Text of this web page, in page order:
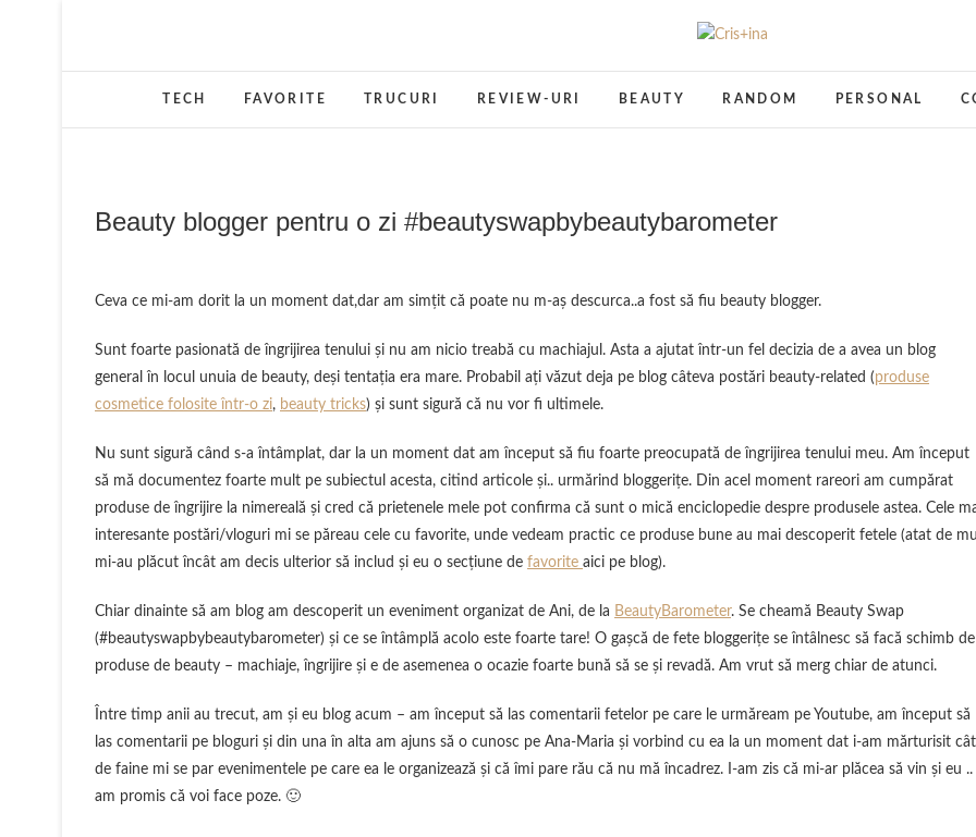
Cris+ina
TECH FAVORITE TRUCURI REVIEW-URI BEAUTY RANDOM PERSONAL
Beauty blogger pentru o zi #beautyswapbybeautybarometer
Ceva ce mi-am dorit la un moment dat,dar am simţit că poate nu m-aş descurca..a fost să fiu beauty blogger.
Sunt foarte pasionată de îngrijirea tenului şi nu am nicio treabă cu machiajul. Asta a ajutat într-un fel decizia de a avea un blog
general în locul unuia de beauty, deşi tentaţia era mare. Probabil aţi văzut deja pe blog câteva postări beauty-related (produse
cosmetice folosite într-o zi, beauty tricks) şi sunt sigură că nu vor fi ultimele.
Nu sunt sigură când s-a întâmplat, dar la un moment dat am început să fiu foarte preocupată de îngrijirea tenului meu. Am început
să mă documentez foarte mult pe subiectul acesta, citind articole şi.. urmărind bloggeriţe. Din acel moment rareori am cumpărat
produse de îngrijire la nimereală şi cred că prietenele mele pot confirma că sunt o mică enciclopedie despre produsele astea. Cele
interesante postări/vloguri mi se păreau cele cu favorite, unde vedeam practic ce produse bune au mai descoperit fetele (atat de
mi-au plăcut încât am decis ulterior să includ şi eu o secţiune de favorite aici pe blog).
Chiar dinainte să am blog am descoperit un eveniment organizat de Ani, de la BeautyBarometer. Se cheamă Beauty Swap
(#beautyswapbybeautybarometer) şi ce se întâmplă acolo este foarte tare! O gaşcă de fete bloggeriţe se întâlnesc să facă schimb de
produse de beauty – machiaje, îngrijire şi e de asemenea o ocazie foarte bună să se şi revadă. Am vrut să merg chiar de atunci.
Între timp anii au trecut, am şi eu blog acum – am început să las comentarii fetelor pe care le urmăream pe Youtube, am început să
las comentarii pe bloguri şi din una în alta am ajuns să o cunosc pe Ana-Maria şi vorbind cu ea la un moment dat i-am mărturisit cât
de faine mi se par evenimentele pe care ea le organizează şi că îmi pare rău că nu mă încadrez. I-am zis că mi-ar plăcea să vin şi eu ..
am promis că voi face poze. 🙂